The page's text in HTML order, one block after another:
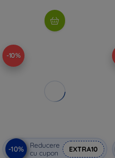
-10%
-10%
Reducere
cu cupon
EXTRA10